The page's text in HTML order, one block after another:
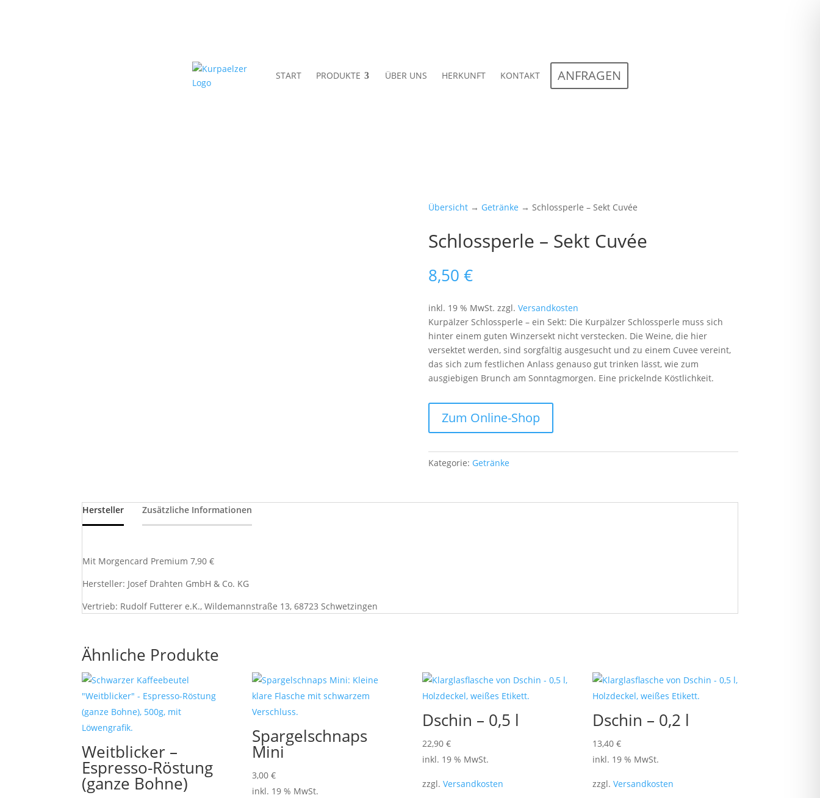
START PRODUKTE ÜBER UNS HERKUNFT KONTAKT ANFRAGEN
Übersicht→ Getränke → Schlossperle – Sekt Cuvée
Schlossperle – Sekt Cuvée
8,50 €
inkl. 19 % MwSt. zzgl. Versandkosten
Kurpälzer Schlossperle – ein Sekt: Die Kurpälzer Schlossperle muss sich
hinter einem guten Winzersekt nicht verstecken. Die Weine, die hier
versektet werden, sind sorgfältig ausgesucht und zu einem Cuvee vereint,
das sich zum festlichen Anlass genauso gut trinken lässt, wie zum
ausgiebigen Brunch am Sonntagmorgen. Eine prickelnde Köstlichkeit.
Zum Online-Shop
Kategorie: Getränke
Hersteller Zusätzliche Informationen
Mit Morgencard Premium 7,90 €
Hersteller: Josef Drahten GmbH & Co. KG
Vertrieb: Rudolf Futterer e.K.,Wildemannstraße 13, 68723 Schwetzingen
Ähnliche Produkte
Weitblicker –
Espresso-Röstung
(ganze Bohne)
Spargelschnaps
Mini
3,00€
inkl. 19 % MwSt.
Dschin – 0,5 l
22,90€
inkl. 19 % MwSt.
zzgl.Versandkosten
Dschin – 0,2 l
13,40€
inkl. 19 % MwSt.
zzgl.Versandkosten